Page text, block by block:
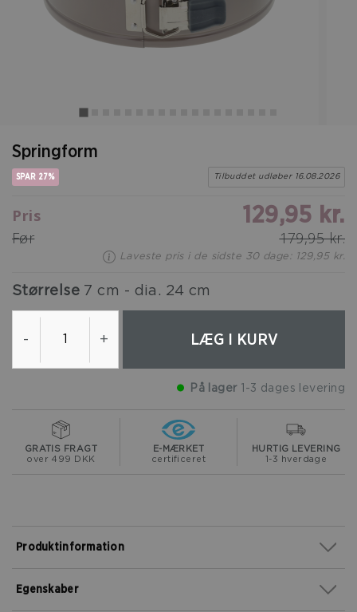
Springform
SPAR 27% Tilbuddet udløber 16.08.2026
Pris 129,95 kr.
Før 179,95 kr.
Laveste pris i de sidste 30 dage: 129,95 kr.
Størrelse 7 cm - dia. 24 cm
- + LÆG I KURV
På lager 1-3 dages levering
GRATIS FRAGT
over 499 DKK
E-MÆRKET
certificeret
HURTIG LEVERING
1-3 hverdage
Egenskaber
Produktinformation